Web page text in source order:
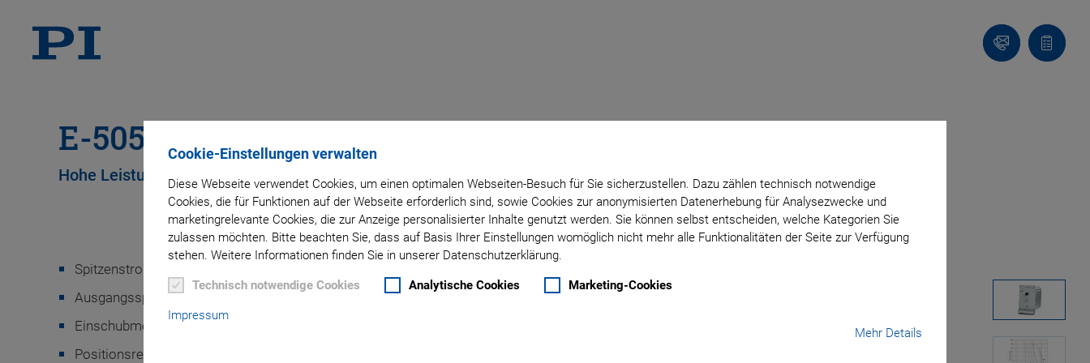
Cookie-Einstellungen verwalten
Diese Webseite verwendet Cookies, um einen optimalen Webseiten-Besuch für Sie sicherzustellen. Dazu zählen technisch notwendige
Cookies, die für Funktionen auf der Webseite erforderlich sind, sowie Cookies zur anonymisierten Datenerhebung für Analysezwecke und
marketingrelevante Cookies, die zur Anzeige personalisierter Inhalte genutzt werden. Sie können selbst entscheiden, welche Kategorien Sie
zulassen möchten. Bitte beachten Sie, dass auf Basis Ihrer Einstellungen womöglich nicht mehr alle Funktionalitäten der Seite zur Verfügung
stehen. Weitere Informationen finden Sie in unserer Datenschutzerklärung.
Technisch notwendige Cookies Analytische Cookies Marketing-Cookies
Impressum
Mehr Details
Kontakt
E-505 Piezoverstärkermodul
Hohe Leistung, Piezocontrollersystem E-500
Spitzenstrom bis 10 A
Ausgangsspannungsbereich -30 bis 130 V
Einschubmodul für E-500 System
Positionsregelung (optional)